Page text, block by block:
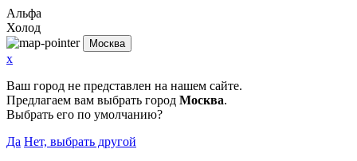
Альфа
Холод
Москва
x
Ваш город не представлен на нашем сайте.
Предлагаем вам выбрать город Москва.
Выбрать его по умолчанию?
Да Нет, выбрать другой